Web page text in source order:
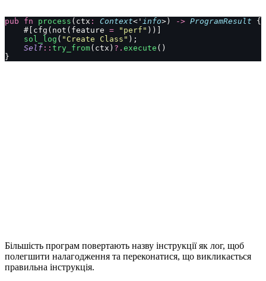
pub fn process (ctx : Context<' info>) -> ProgramResult {
    #[cfg(not(feature
= "perf" ))]
    sol_log
( "Create Class" );
    Self
:: try_from(ctx) ?. execute ()
}
Більшість програм повертають назву інструкції як лог, щоб
полегшити налагодження та переконатися, що викликається
правильна інструкція.